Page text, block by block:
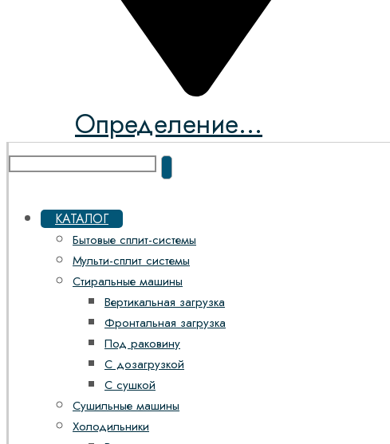
Определение...
КАТАЛОГ
Бытовые сплит-системы
Мульти-сплит системы
Стиральные машины
Вертикальная загрузка
Фронтальная загрузка
Под раковину
С дозагрузкой
С сушкой
Сушильные машины
Холодильники